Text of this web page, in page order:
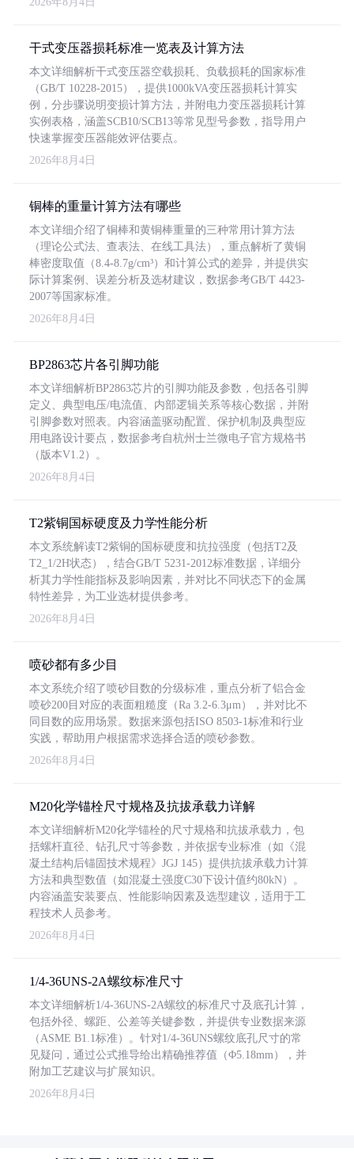
干式变压器损耗标准一览表及计算方法
本文详细解析干式变压器空载损耗、负载损耗的国家标准
（GB/T 10228-2015），提供1000kVA变压器损耗计算实
例，分步骤说明变损计算方法，并附电力变压器损耗计算
实例表格，涵盖SCB10/SCB13等常见型号参数，指导用户
快速掌握变压器能效评估要点。
2026年8月4日
铜棒的重量计算方法有哪些
本文详细介绍了铜棒和黄铜棒重量的三种常用计算方法
（理论公式法、查表法、在线工具法），重点解析了黄铜
棒密度取值（8.4-8.7g/cm³）和计算公式的差异，并提供实
际计算案例、误差分析及选材建议，数据参考GB/T 4423-
2007等国家标准。
2026年8月4日
BP2863芯片各引脚功能
本文详细解析BP2863芯片的引脚功能及参数，包括各引脚
定义、典型电压/电流值、内部逻辑关系等核心数据，并附
引脚参数对照表。内容涵盖驱动配置、保护机制及典型应
用电路设计要点，数据参考自杭州士兰微电子官方规格书
（版本V1.2）。
2026年8月4日
T2紫铜国标硬度及力学性能分析
本文系统解读T2紫铜的国标硬度和抗拉强度（包括T2及
T2_1/2H状态），结合GB/T 5231-2012标准数据，详细分
析其力学性能指标及影响因素，并对比不同状态下的金属
特性差异，为工业选材提供参考。
2026年8月4日
喷砂都有多少目
本文系统介绍了喷砂目数的分级标准，重点分析了铝合金
喷砂200目对应的表面粗糙度（Ra 3.2-6.3μm），并对比不
同目数的应用场景。数据来源包括ISO 8503-1标准和行业
实践，帮助用户根据需求选择合适的喷砂参数。
2026年8月4日
M20化学锚栓尺寸规格及抗拔承载力详解
本文详细解析M20化学锚栓的尺寸规格和抗拔承载力，包
括螺杆直径、钻孔尺寸等参数，并依据专业标准（如《混
凝土结构后锚固技术规程》JGJ 145）提供抗拔承载力计算
方法和典型数值（如混凝土强度C30下设计值约80kN）。
内容涵盖安装要点、性能影响因素及选型建议，适用于工
程技术人员参考。
2026年8月4日
1/4-36UNS-2A螺纹标准尺寸
本文详细解析1/4-36UNS-2A螺纹的标准尺寸及底孔计算，
包括外径、螺距、公差等关键参数，并提供专业数据来源
（ASME B1.1标准）。针对1/4-36UNS螺纹底孔尺寸的常
见疑问，通过公式推导给出精确推荐值（Φ5.18mm），并
附加工艺建议与扩展知识。
2026年8月4日